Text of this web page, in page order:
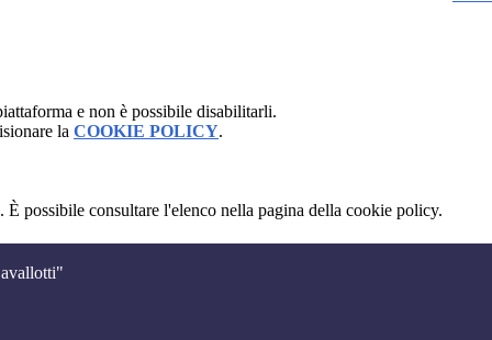
e non è possibile disabilitarli.
la COOKIE POLICY.
possibile consultare l'elenco nella pagina della cookie policy.